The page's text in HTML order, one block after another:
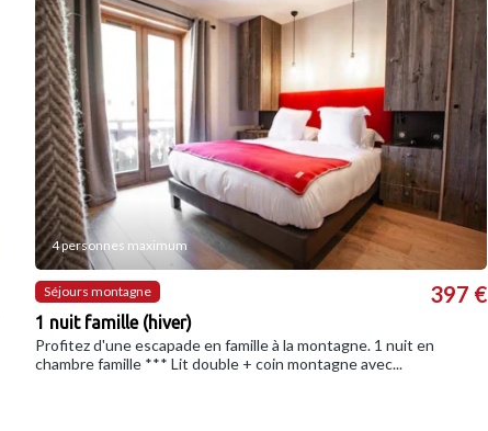
4 personnes maximum
Séjours montagne
1 nuit famille (hiver)
397 €
Profitez d'une escapade en famille à la montagne. 1 nuit en
chambre famille *** Lit double + coin montagne avec...